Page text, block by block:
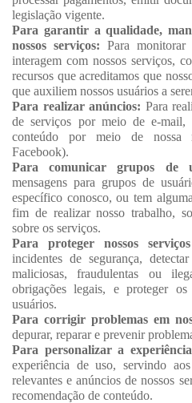
legislação vigente.
Para garantir a qualidade,
nossos serviços: Para
interagem com nossos serviços,
recursos que acreditamos que
que auxiliem nossos usuários a
Para realizar anúncios: Para
de serviços por meio de e-
conteúdo por meio de nossa
Facebook).
Para comunicar grupos de
mensagens para grupos de
específico conosco, ou tem
fim de realizar nosso trabalho,
sobre os serviços.
Para proteger nossos
incidentes de segurança,
maliciosas, fraudulentas ou
obrigações legais, e proteger
usuários.
Para corrigir problemas em
depurar, reparar e prevenir
Para personalizar a
experiência de uso, servindo
relevantes e anúncios de nossos
recomendação de conteúdo.